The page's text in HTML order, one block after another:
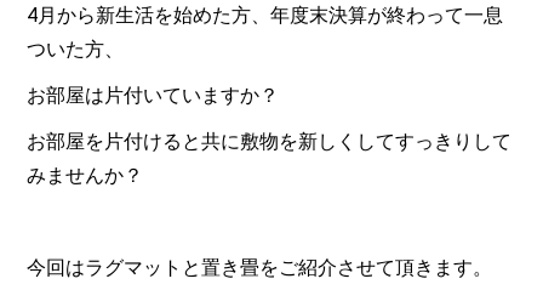
4月から新生活を始めた方、年度末決算が終わって一息
ついた方、
お部屋は片付いていますか？
お部屋を片付けると共に敷物を新しくしてすっきりして
みませんか？
今回はラグマットと置き畳をご紹介させて頂きます。